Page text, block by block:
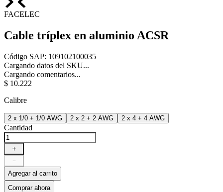
FACELEC
Cable tríplex en aluminio ACSR
Código SAP: 109102100035
Cargando datos del SKU...
Cargando comentarios...
$ 10.222
Calibre
2 x 1/0 + 1/0 AWG 2 x 2 + 2 AWG 2 x 4 + 4 AWG
Cantidad
＋
－
Agregar al carrito
Comprar ahora